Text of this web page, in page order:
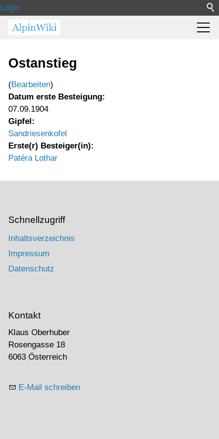
Login
Ostanstieg
(Bearbeiten)
Datum erste Besteigung:
07.09.1904
Gipfel:
Sandriesenkofel
Erste(r) Besteiger(in):
Patéra Lothar
Schnellzugriff
Inhaltsverzeichnis
Impressum
Datenschutz
Kontakt
Klaus Oberhuber
Rosengasse 18
6063 Österreich
E-Mail schreiben